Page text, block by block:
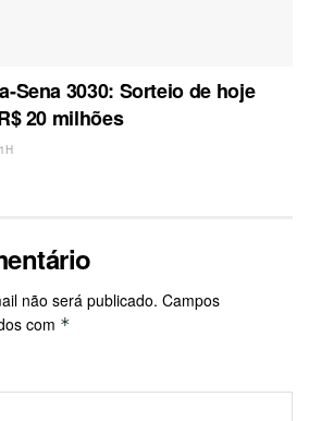
Sena 3030: Sorteio de hoje
20 milhões
não será publicado. Campos
com *